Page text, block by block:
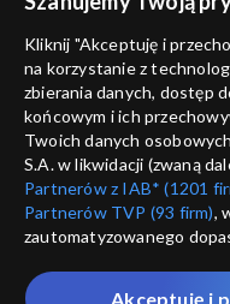
informacje o dostawcy
Kliknij "Akceptuję i
na korzystanie z
zbierania danych, dostęp
końcowym i ich
Twoich danych
S.A. w likwidacji (zwaną
Partnerów z IAB* (1201
Partnerów TVP (93 firm),
zautomatyzowanego
które wskazujemy poniżej,
Akceptuję i